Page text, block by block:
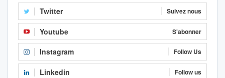
Twitter Suivez nous
Youtube S'abonner
Instagram Follow Us
Linkedin Follow us